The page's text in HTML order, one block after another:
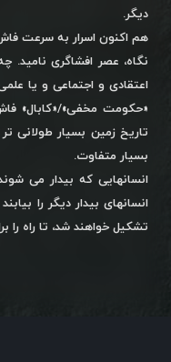
دیگر.
هم اکنون اسرار به سرعت
نگاه، عصر افشاگری
اعتقادی و اجتماعی و یا
«حکومت مخفی»/«کابال»
تاریخ زمین بسیار طولانی
بسیار متفاوت.
انسانهایی که بیدار می
انسانهای بیدار دیگر را
تشکیل خواهند شد، تا راه را